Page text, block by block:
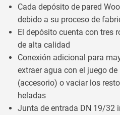
Cada depósito de pared
debido a su proceso de
El depósito cuenta con tres
de alta calidad
Conexión adicional para
extraer agua con el juego
(accesorio) o vaciar los
heladas
Junta de entrada DN 19/32